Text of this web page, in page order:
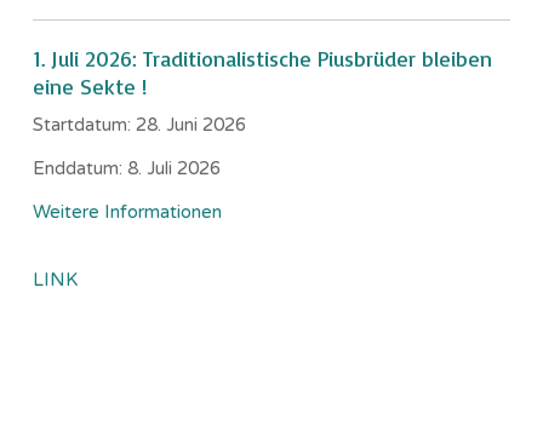
1. Juli 2026: Traditionalistische Piusbrüder bleiben
eine Sekte !
Startdatum: 28. Juni 2026
Enddatum: 8. Juli 2026
Weitere Informationen
LINK